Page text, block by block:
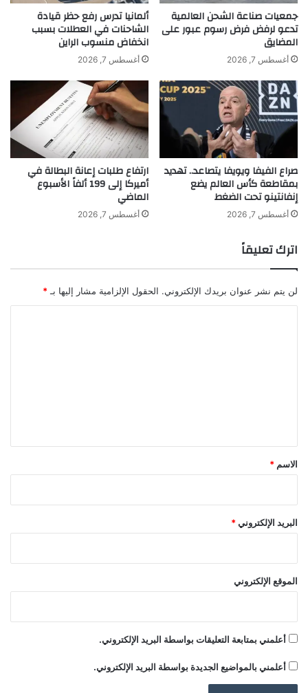
khabar3ajeldubai.com — الصين في ورطة… بايدن ينتقد
الصين من جديد
ف
ي
ك
ي
ف
و
م
د
أ
خ
ر
ى
م
ا
ر
ا
ا
ع
ت
ب
ر
اً
م
ن
3
أ
غ
س
ط
س
جمعيات صناعة الشحن العالمية
تدعو لرفض فرض رسوم عبور على
المضايق
أغسطس 7, 2026
ألمانيا تدرس رفع حظر قيادة
الشاحنات في العطلات بسبب
انخفاض منسوب الراين
أغسطس 7, 2026
صراع الفيفا ويويفا يتصاعد.. تهديد
بمقاطعة كأس العالم يضع
إنفانتينو تحت الضغط
أغسطس 7, 2026
ارتفاع طلبات إعانة البطالة في
أميركا إلى 199 ألفاً الأسبوع
الماضي
أغسطس 7, 2026
اترك تعليقاً
لن يتم نشر عنوان بريدك الإلكتروني. الحقول الإلزامية مشار إليها بـ *
*
الاسم *
البريد الإلكتروني*
الموقع الإلكتروني
أعلمني بمتابعة التعليقات بواسطة البريد الإلكتروني.
أعلمني بالمواضيع الجديدة بواسطة البريد الإلكتروني.